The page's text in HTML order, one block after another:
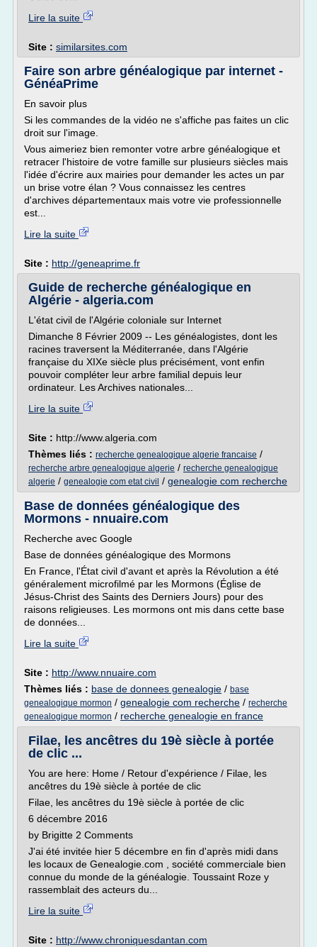
Lire la suite
Site : similarsites.com
Faire son arbre généalogique par internet -
GénéaPrime
En savoir plus
Si les commandes de la vidéo ne s'affiche pas faites un clic
droit sur l'image.
Vous aimeriez bien remonter votre arbre généalogique et
retracer l'histoire de votre famille sur plusieurs siècles mais
l'idée d'écrire aux mairies pour demander les actes un par
un brise votre élan ? Vous connaissez les centres
d'archives départementaux mais votre vie professionnelle
est...
Lire la suite
Site : http://geneaprime.fr
Guide de recherche généalogique en
Algérie - algeria.com
L'état civil de l'Algérie coloniale sur Internet
Dimanche 8 Février 2009 -- Les généalogistes, dont les
racines traversent la Méditerranée, dans l'Algérie
française du XIXe siècle plus précisément, vont enfin
pouvoir compléter leur arbre familial depuis leur
ordinateur. Les Archives nationales...
Lire la suite
Site : http://www.algeria.com
Thèmes liés : recherche genealogique algerie francaise /
recherche arbre genealogique algerie / recherche genealogique
algerie / genealogie com etat civil / genealogie com recherche
Base de données généalogique des
Mormons - nnuaire.com
Recherche avec Google
Base de données généalogique des Mormons
En France, l'État civil d'avant et après la Révolution a été
généralement microfilmé par les Mormons (Église de
Jésus-Christ des Saints des Derniers Jours) pour des
raisons religieuses. Les mormons ont mis dans cette base
de données...
Lire la suite
Site : http://www.nnuaire.com
Thèmes liés : base de donnees genealogie / base
genealogique mormon / genealogie com recherche / recherche
genealogique mormon / recherche genealogie en france
Filae, les ancêtres du 19è siècle à portée
de clic ...
You are here: Home / Retour d'expérience / Filae, les
ancêtres du 19è siècle à portée de clic
Filae, les ancêtres du 19è siècle à portée de clic
6 décembre 2016
by Brigitte 2 Comments
J'ai été invitée hier 5 décembre en fin d'après midi dans
les locaux de Genealogie.com , société commerciale bien
connue du monde de la généalogie. Toussaint Roze y
rassemblait des acteurs du...
Lire la suite
Site : http://www.chroniquesdantan.com